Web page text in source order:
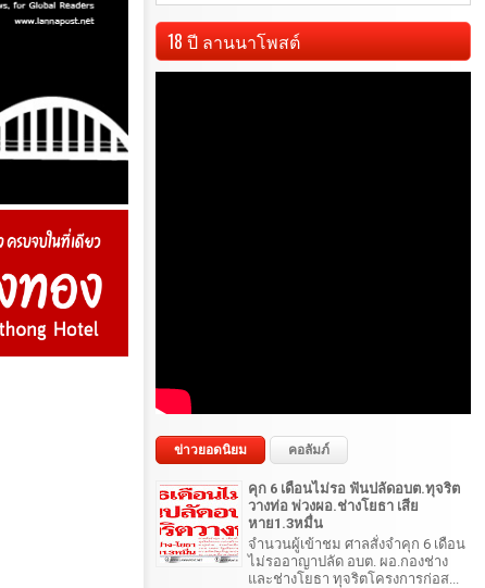
18 ปี ลานนาโพสต์
ข่าวยอดนิยม คอลัมภ์
คุก 6 เดือนไม่รอ ฟันปลัดอบต.ทุจริต
วางท่อ พ่วงผอ.ช่างโยธา เสีย
หาย1.3หมื่น
จำนวนผู้เข้าชม ศาลสั่งจำคุก 6 เดือน
ไม่รออาญาปลัด อบต. ผอ.กองช่าง
และช่างโยธา ทุจริตโครงการก่อส...